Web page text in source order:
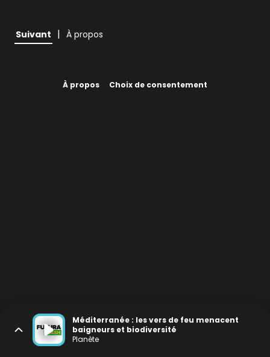
Suivant | À propos
À propos Choix de consentement
Méditerranée : les vers de feu menacent
baigneurs et biodiversité
Planète